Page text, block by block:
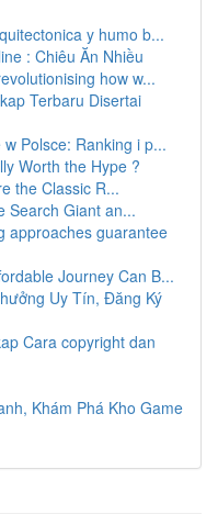
y humo b...
: Chiêu Ăn Nhiều
how w...
Terbaru Disertai
Polsce: Ranking i p...
Worth the Hype ?
the Classic R...
Search Giant an...
approaches guarantee
Journey Can B...
Uy Tín, Đăng Ký
Cara copyright dan
Khám Phá Kho Game